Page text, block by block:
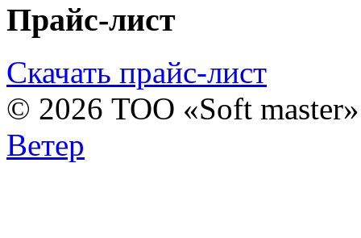
Прайс-лист
Скачать прайс-лист
© 2026 ТОО «Soft
Ветер